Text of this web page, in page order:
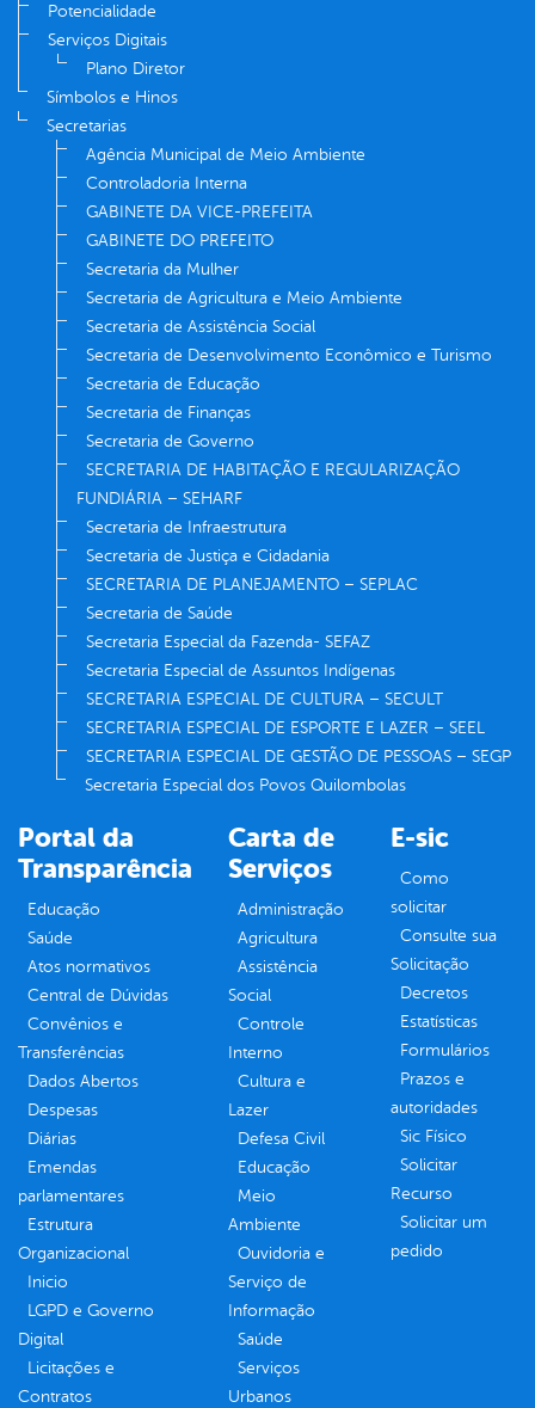
Potencialidade
Serviços Digitais
Plano Diretor
Símbolos e Hinos
Secretarias
Agência Municipal de Meio Ambiente
Controladoria Interna
GABINETE DA VICE-PREFEITA
GABINETE DO PREFEITO
Secretaria da Mulher
Secretaria de Agricultura e Meio Ambiente
Secretaria de Assistência Social
Secretaria de Desenvolvimento Econômico e Turismo
Secretaria de Educação
Secretaria de Finanças
Secretaria de Governo
SECRETARIA DE HABITAÇÃO E REGULARIZAÇÃO
FUNDIÁRIA – SEHARF
Secretaria de Infraestrutura
Secretaria de Justiça e Cidadania
SECRETARIA DE PLANEJAMENTO – SEPLAC
Secretaria de Saúde
Secretaria Especial da Fazenda- SEFAZ
Secretaria Especial de Assuntos Indígenas
SECRETARIA ESPECIAL DE CULTURA – SECULT
SECRETARIA ESPECIAL DE ESPORTE E LAZER – SEEL
SECRETARIA ESPECIAL DE GESTÃO DE PESSOAS – SEGP
Secretaria Especial dos Povos Quilombolas
Portal da
Transparência
Educação
Saúde
Atos normativos
Central de Dúvidas
Convênios e
Transferências
Dados Abertos
Despesas
Diárias
Emendas
parlamentares
Estrutura
Organizacional
Inicio
LGPD e Governo
Digital
Licitações e
Contratos
Carta de
Serviços
Administração
Agricultura
Assistência
Social
Controle
Interno
Cultura e
Lazer
Defesa Civil
Educação
Meio
Ambiente
Ouvidoria e
Serviço de
Informação
Saúde
Serviços
Urbanos
E-sic
Como
solicitar
Consulte sua
Solicitação
Decretos
Estatísticas
Formulários
Prazos e
autoridades
Sic Físico
Solicitar
Recurso
Solicitar um
pedido